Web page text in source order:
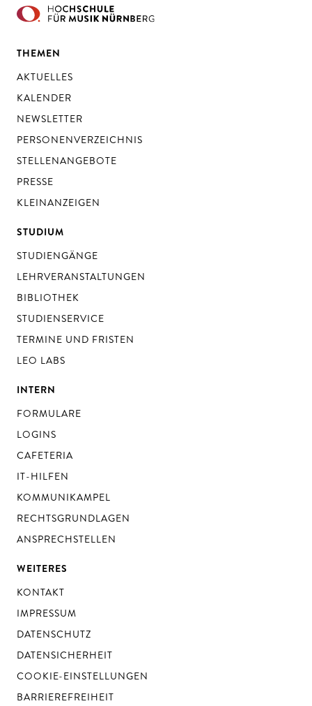
THEMEN
AKTUELLES
KALENDER
NEWSLETTER
PERSONENVERZEICHNIS
STELLENANGEBOTE
PRESSE
KLEINANZEIGEN
STUDIUM
STUDIENGÄNGE
LEHRVERANSTALTUNGEN
BIBLIOTHEK
STUDIENSERVICE
TERMINE UND FRISTEN
LEO LABS
INTERN
FORMULARE
LOGINS
CAFETERIA
IT-HILFEN
KOMMUNIKAMPEL
RECHTSGRUNDLAGEN
ANSPRECHSTELLEN
WEITERES
KONTAKT
IMPRESSUM
DATENSCHUTZ
DATENSICHERHEIT
COOKIE-EINSTELLUNGEN
BARRIEREFREIHEIT